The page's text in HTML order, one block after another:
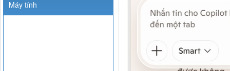
Máy tính